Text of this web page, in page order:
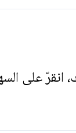
انقرّ على